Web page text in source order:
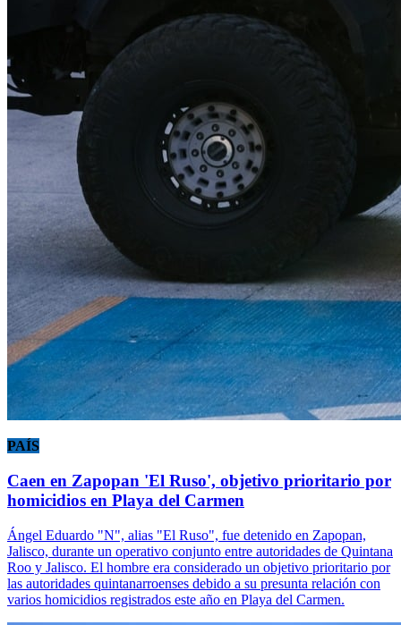
PAÍS
Caen en Zapopan 'El Ruso', objetivo prioritario por
homicidios en Playa del Carmen
Ángel Eduardo "N", alias "El Ruso", fue detenido en Zapopan,
Jalisco, durante un operativo conjunto entre autoridades de Quintana
Roo y Jalisco. El hombre era considerado un objetivo prioritario por
las autoridades quintanarroenses debido a su presunta relación con
varios homicidios registrados este año en Playa del Carmen.